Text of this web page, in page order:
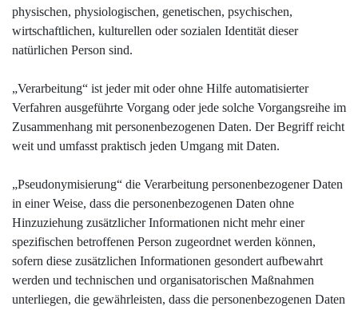
physischen, physiologischen, genetischen, psychischen,
wirtschaftlichen, kulturellen oder sozialen Identität dieser
natürlichen Person sind.
„Verarbeitung“ ist jeder mit oder ohne Hilfe automatisierter
Verfahren ausgeführte Vorgang oder jede solche Vorgangsreihe im
Zusammenhang mit personenbezogenen Daten. Der Begriff reicht
weit und umfasst praktisch jeden Umgang mit Daten.
„Pseudonymisierung“ die Verarbeitung personenbezogener Daten
in einer Weise, dass die personenbezogenen Daten ohne
Hinzuziehung zusätzlicher Informationen nicht mehr einer
spezifischen betroffenen Person zugeordnet werden können,
sofern diese zusätzlichen Informationen gesondert aufbewahrt
werden und technischen und organisatorischen Maßnahmen
unterliegen, die gewährleisten, dass die personenbezogenen Daten